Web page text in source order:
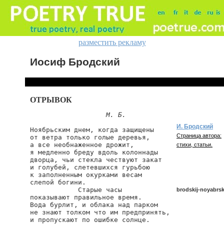
разместить рекламу
Иосиф Бродский
ОТРЫВОК
М. Б.
Ноябрьским днем, когда защищены
от ветра только голые деревья,
а все необнаженное дрожит,
я медленно бреду вдоль колоннады
дворца, чьи стекла чествуют закат
и голубей, слетевшихся гурьбою
к заполненным окурками весам
слепой богини.
            Старые часы
показывают правильное время.
Вода бурлит, и облака над парком
не знают толком что им предпринять,
и пропускают по ошибке солнце.
И. Бродский
Страница автора:
стихи, статьи.
brodskij-